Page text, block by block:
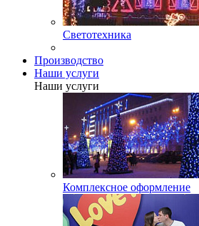
Светотехника
Производство
Наши услуги
Наши услуги
Комплексное оформление